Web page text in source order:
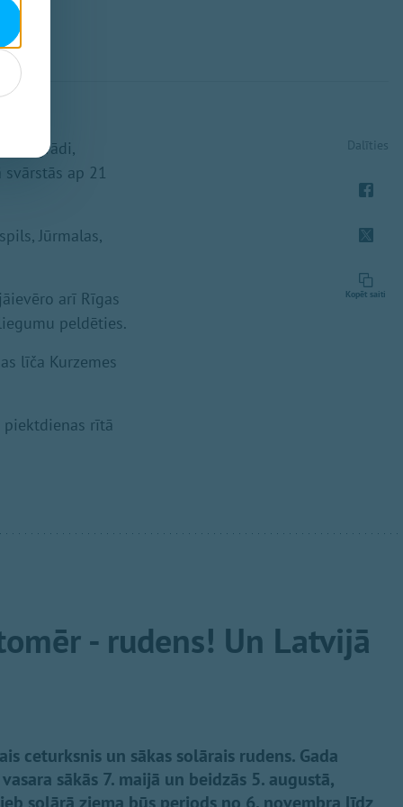
grādi,
ap 21
Jūrmalas,
arī Rīgas
peldēties.
līča Kurzemes
piektdienas rītā
Dalīties
Kopēt saiti
- rudens! Un Latvijā
ceturksnis un sākas solārais rudens. Gada
sākās 7. maijā un beidzās 5. augustā,